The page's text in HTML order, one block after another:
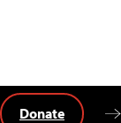
Donate